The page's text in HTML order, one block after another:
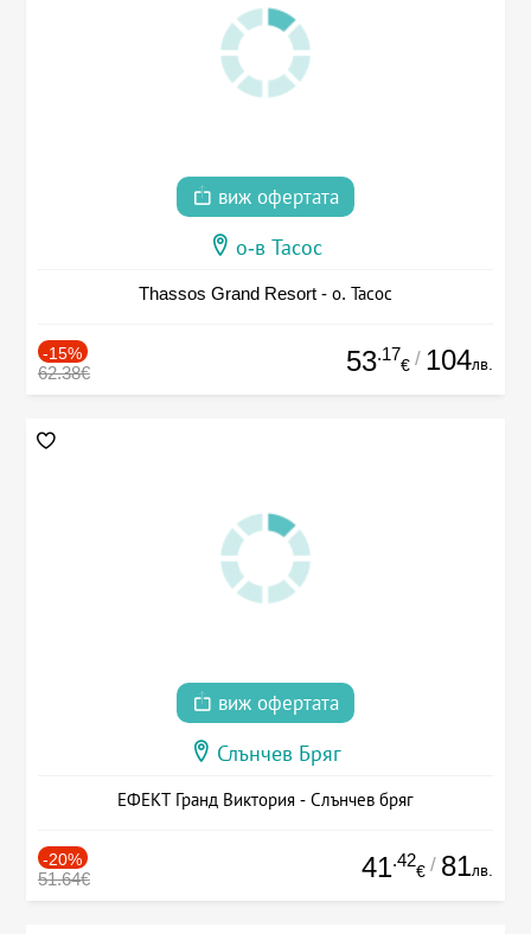
виж офертата
о-в Тасос
Thassos Grand Resort - о. Тасос
-15%
62.38€ 53.17
€ / 104лв.
виж офертата
Слънчев Бряг
ЕФЕКТ Гранд Виктория - Слънчев бряг
-20%
51.64€ 41.42
€ / 81лв.